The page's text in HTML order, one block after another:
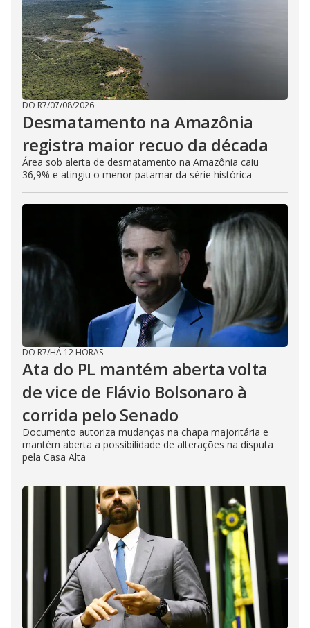
DO R7/07/08/2026
Desmatamento na Amazônia
registra maior recuo da década
Área sob alerta de desmatamento na Amazônia caiu
36,9% e atingiu o menor patamar da série histórica
DO R7/HÁ 12 HORAS
Ata do PL mantém aberta volta
de vice de Flávio Bolsonaro à
corrida pelo Senado
Documento autoriza mudanças na chapa majoritária e
mantém aberta a possibilidade de alterações na disputa
pela Casa Alta